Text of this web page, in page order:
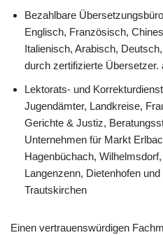
Bezahlbare
Englisch, Französisch,
Italienisch, Arabisch,
durch zertifizierte Übersetzer.
Lektorats- und
Jugendämter, Landkreise,
Gerichte & Justiz,
Unternehmen für Markt
Hagenbüchach,
Langenzenn, Dietenhofen
Trautskirchen
Einen vertrauenswürdigen